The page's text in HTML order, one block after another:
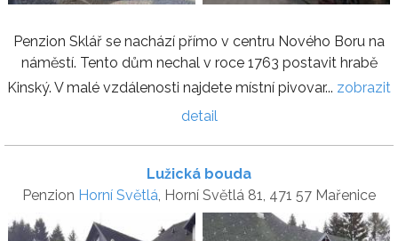
Penzion Sklář se nachází přímo v centru Nového Boru na
náměstí. Tento dům nechal v roce 1763 postavit hrabě
Kinský. V malé vzdálenosti najdete místní pivovar... zobrazit
detail
Lužická bouda
Penzion Horní Světlá , Horní Světlá 81, 471 57 Mařenice